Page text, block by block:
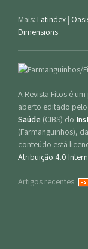
Mais: Latindex |
Dimensions
A Revista Fitos é
aberto editado pelo
Saúde (CIBS) do
(Farmanguinhos), da
conteúdo está
Atribuição 4.0
Artigos recentes: